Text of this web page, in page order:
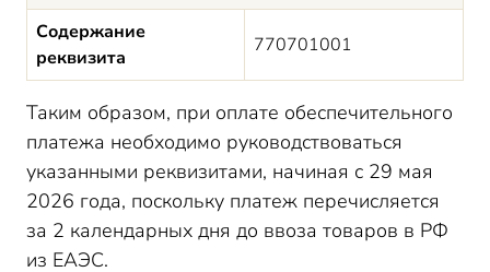
Содержание
реквизита
770701001
Таким образом, при оплате обеспечительного
платежа необходимо руководствоваться
указанными реквизитами, начиная с 29 мая
2026 года, поскольку платеж перечисляется
за 2 календарных дня до ввоза товаров в РФ
из ЕАЭС.